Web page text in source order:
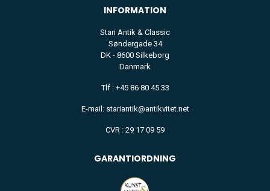
INFORMATION
Stari Antik & Classic
Søndergade 34
DK - 8600 Silkeborg
Danmark
Tlf : +45 86 80 45 33
E-mail: stariantik@antikvitet.net
CVR : 29 17 09 59
GARANTIORDNING